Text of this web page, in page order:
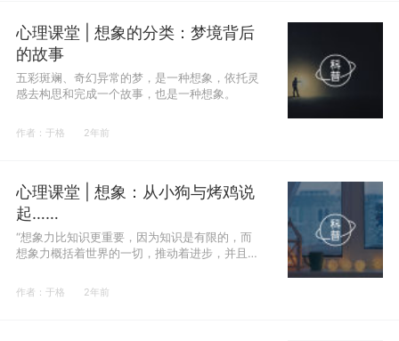
心理课堂 | 想象的分类：梦境背后
的故事
五彩斑斓、奇幻异常的梦，是一种想象，依托灵
感去构思和完成一个故事，也是一种想象。
作者：于格 2年前
心理课堂 | 想象：从小狗与烤鸡说
起……
“想象力比知识更重要，因为知识是有限的，而
想象力概括着世界的一切，推动着进步，并且是
作者：于格 2年前